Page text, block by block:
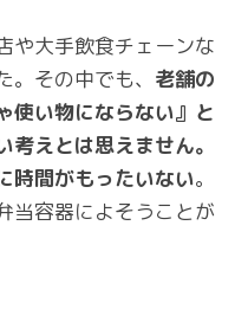
や大手飲食チェーンな
その中でも、 老舗の
使い物にならない』と
えとは思えません。
時間がもったいない。
当容器によそうことが